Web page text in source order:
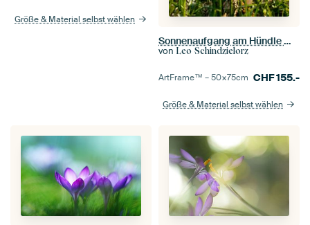
Größe & Material selbst wählen
Sonnenaufgang am Hündle mit Krokussen mit Blick auf den Alpsee
von Leo Schindzielorz
ArtFrame™ –50×75cm CHF155.-
Größe & Material selbst wählen